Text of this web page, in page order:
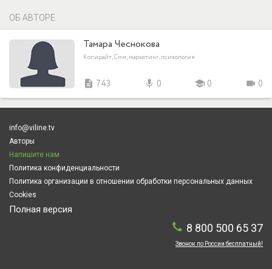
ОБ АВТОРЕ
Тамара Чеснокова
Копирайт, Смм, маркетинг, психология
description 743 mic 0 school 0 videocam 0
info@viline.tv
Авторы
Напишите нам
Политика конфиденциальности
Политика организации в отношении обработки персональных данных
Cookies
Полная версия
8 800 500 65 37
Звонок по России бесплатный!